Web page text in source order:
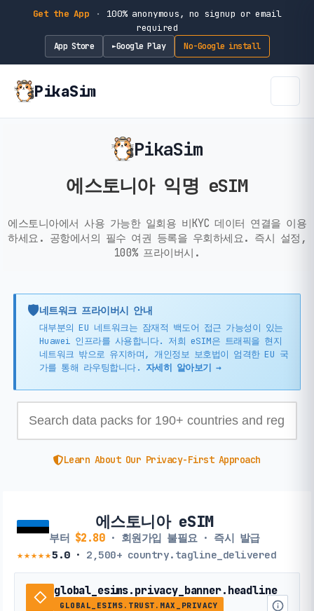
Get the App ·
100% anonymous, no signup or email
required
App Store ►Google Play No-Google install
PikaSim
PikaSim
에스토니아 익명 eSIM
에스토니아에서 사용 가능한 일회용 비KYC 데이터 연결을 이용
하세요. 공항에서의 필수 여권 등록을 우회하세요. 즉시 설정,
100% 프라이버시.
🛡️네트워크 프라이버시 안내
대부분의 EU 네트워크는 잠재적 백도어 접근 가능성이 있는
Huawei 인프라를 사용합니다. 저희 eSIM은 트래픽을 현지
네트워크 밖으로 유지하며, 개인정보 보호법이 엄격한 EU 국
가를 통해 라우팅합니다. 자세히 알아보기 →
Learn About Our Privacy-First Approach
에스토니아 eSIM
부터 $2.80· 회원가입 불필요 · 즉시 발급
★★★★★5.0· 2,500+ country.tagline_delivered
global_esims.privacy_banner.headline
GLOBAL_ESIMS.TRUST.MAX_PRIVACY